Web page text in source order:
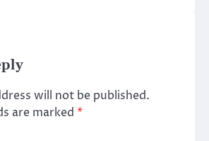
will not be published.
are marked *